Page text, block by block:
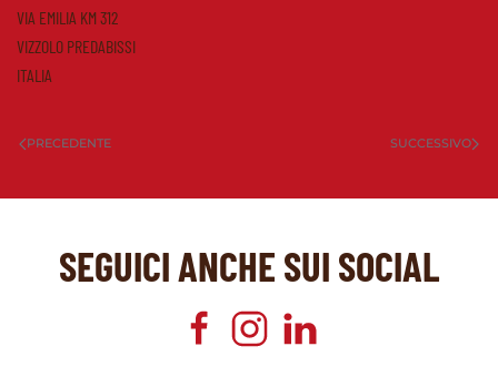
VIA EMILIA KM 312
VIZZOLO PREDABISSI
ITALIA
PRECEDENTE SUCCESSIVO
SEGUICI ANCHE SUI SOCIAL